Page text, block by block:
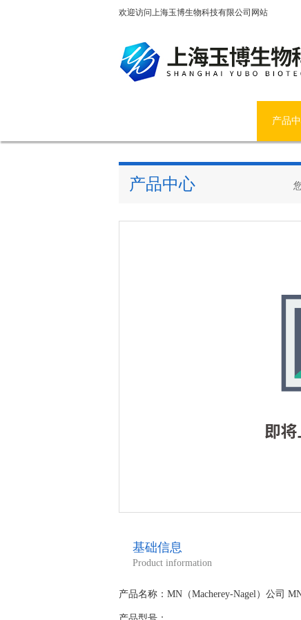
欢迎访问上海玉博生物科技有限公司网站
产品
产品中心
基础信息
Product information
产品名称：MN（Macherey-Nagel）公司